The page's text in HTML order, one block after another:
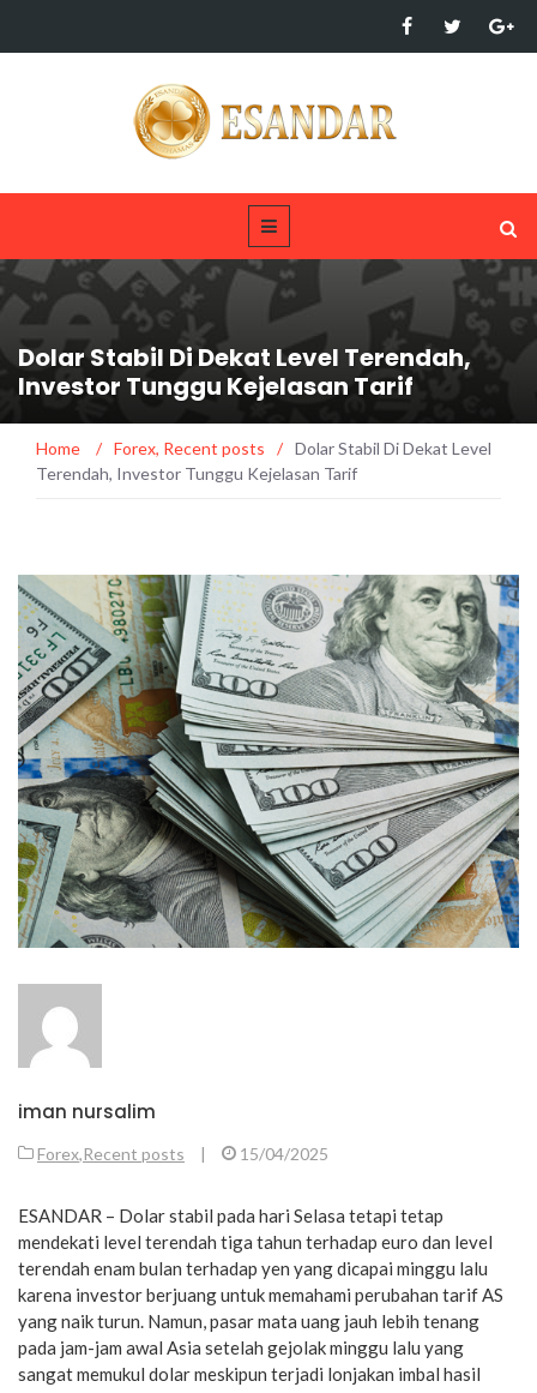
Dolar Stabil Di Dekat Level Terendah,
Investor Tunggu Kejelasan Tarif
Home / Forex, Recent posts / Dolar Stabil Di Dekat Level
Terendah, Investor Tunggu Kejelasan Tarif
iman nursalim
Forex,Recent posts | 15/04/2025
ESANDAR – Dolar stabil pada hari Selasa tetapi tetap
mendekati level terendah tiga tahun terhadap euro dan level
terendah enam bulan terhadap yen yang dicapai minggu lalu
karena investor berjuang untuk memahami perubahan tarif AS
yang naik turun. Namun, pasar mata uang jauh lebih tenang
pada jam-jam awal Asia setelah gejolak minggu lalu yang
sangat memukul dolar meskipun terjadi lonjakan imbal hasil